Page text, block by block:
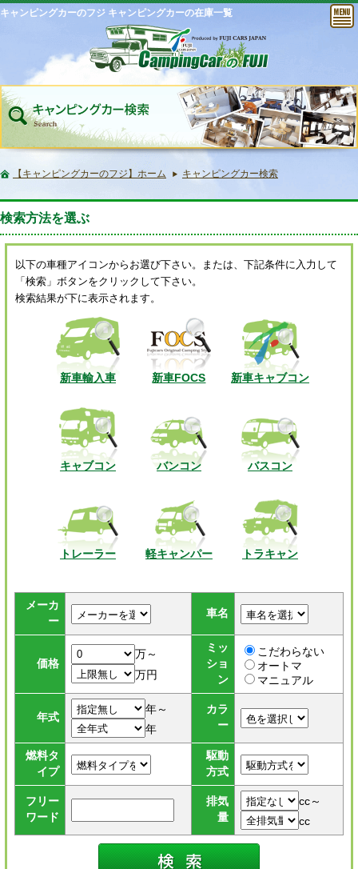
キャンピングカーのフジ キャンピングカーの在庫一覧
【キャンピングカーのフジ】ホーム キャンピングカー検索
検索方法を選ぶ
以下の車種アイコンからお選び下さい。または、下記条件に入力して
「検索」ボタンをクリックして下さい。
検索結果が下に表示されます。
新車輸入車 新車FOCS 新車キャブコン
キャブコン バンコン バスコン
トレーラー 軽キャンパー トラキャン
メーカ
ー
車名
価格
万～
万円
ミッ
ショ
ン
こだわらない
オートマ
マニュアル
年式
年～
年
カラ
ー
燃料タ
イプ
駆動
方式
フリー
ワード
排気
量
cc～
cc